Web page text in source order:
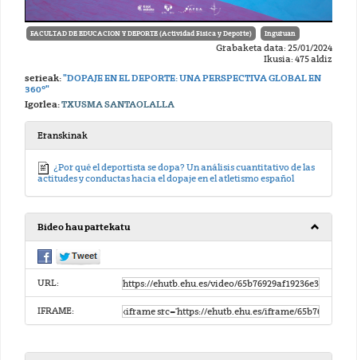
FACULTAD DE EDUCACION Y DEPORTE (Actividad Fisica y Deporte) Inguruan
Grabaketa data: 25/01/2024
Ikusia: 475 aldiz
serieak:"DOPAJE EN EL DEPORTE: UNA PERSPECTIVA GLOBAL EN
360º"
Igorlea:TXUSMA SANTAOLALLA
Eranskinak
¿Por qué el deportista se dopa? Un análisis cuantitativo de las
actitudes y conductas hacia el dopaje en el atletismo español
Bideo hau partekatu
URL:
IFRAME: